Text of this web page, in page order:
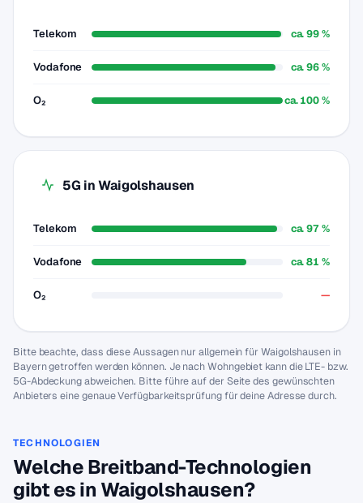
Telekom ca. 99 %
Vodafone ca. 96 %
O₂ ca. 100 %
5G in Waigolshausen
Telekom ca. 97 %
Vodafone ca. 81 %
O₂ —
Bitte beachte, dass diese Aussagen nur allgemein für Waigolshausen in
Bayern getroffen werden können. Je nach Wohngebiet kann die LTE- bzw.
5G-Abdeckung abweichen. Bitte führe auf der Seite des gewünschten
Anbieters eine genaue Verfügbarkeitsprüfung für deine Adresse durch.
TECHNOLOGIEN
Welche Breitband-Technologien
gibt es in Waigolshausen?